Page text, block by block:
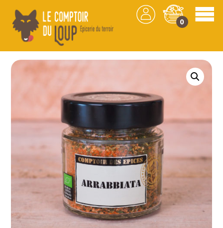
0
Les produits/Épicerie/ Épices/ Arrabbiata –
50g